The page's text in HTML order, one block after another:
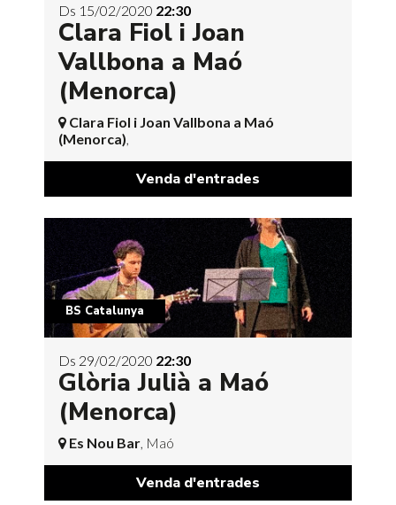
Ds 15/02/2020 22:30
Clara Fiol i Joan
Vallbona a Maó
(Menorca)
Clara Fiol i Joan Vallbona a Maó
(Menorca),
Venda d'entrades
BS Catalunya
Ds 29/02/2020 22:30
Glòria Julià a Maó
(Menorca)
Es Nou Bar, Maó
Venda d'entrades